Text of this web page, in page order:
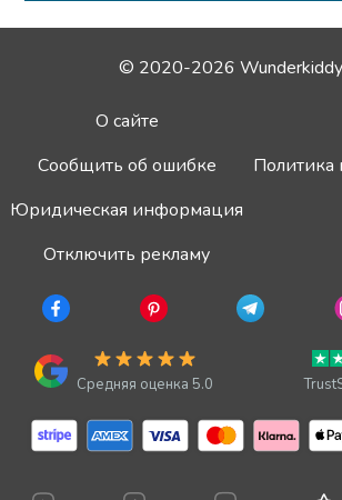
© 2020-2026
О сайте
Сообщить об ошибке
Юридическая информация
Отключить рекламу
Средняя оценка 5.0